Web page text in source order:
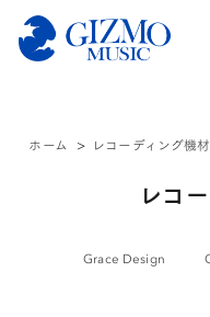
ホーム > レコーディング機材
レコ
Grace Design